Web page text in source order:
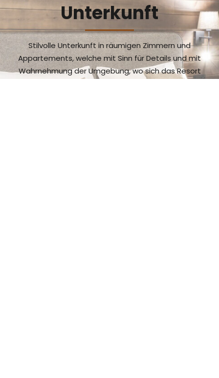
Unterkunft
Stilvolle Unterkunft in räumigen Zimmern und
Appartements, welche mit Sinn für Details und mit
Wahrnehmung der Umgebung, wo sich das Resort